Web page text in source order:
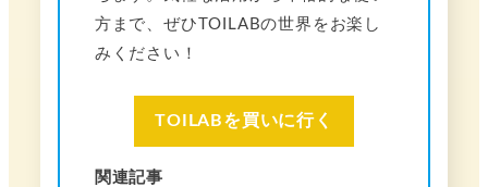
方まで、ぜひTOILABの世界をお楽し
みください！
TOILABを買いに行く
関連記事